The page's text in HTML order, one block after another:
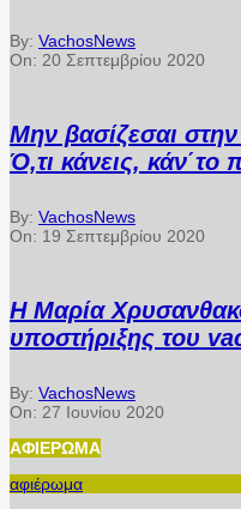
By: VachosNews
On: 20 Σεπτεμβρίου 2020
Μην βασίζεσαι
Ό,τι κάνεις, κάν΄το
By: VachosNews
On: 19 Σεπτεμβρίου 2020
Η Μαρία
υποστήριξης του
By: VachosNews
On: 27 Ιουνίου 2020
ΑΦΙΈΡΩΜΑ
αφιέρωμα